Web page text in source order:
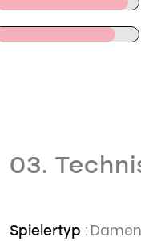
03.
Spielertyp :